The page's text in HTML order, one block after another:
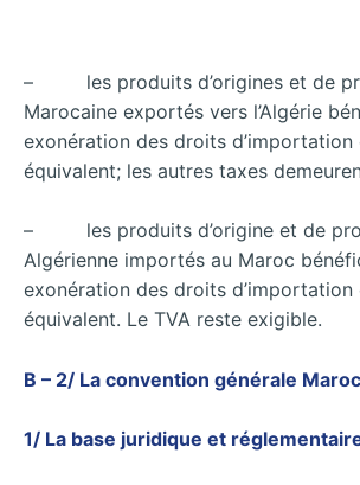
– les produits d’origines et de
Marocaine exportés vers l’Algérie
exonération des droits d’importation
équivalent; les autres taxes
– les produits d’origine et de
Algérienne importés au Maroc
exonération des droits d’importation
équivalent. Le TVA reste exigible.
B – 2/ La convention générale
1/ La base juridique et